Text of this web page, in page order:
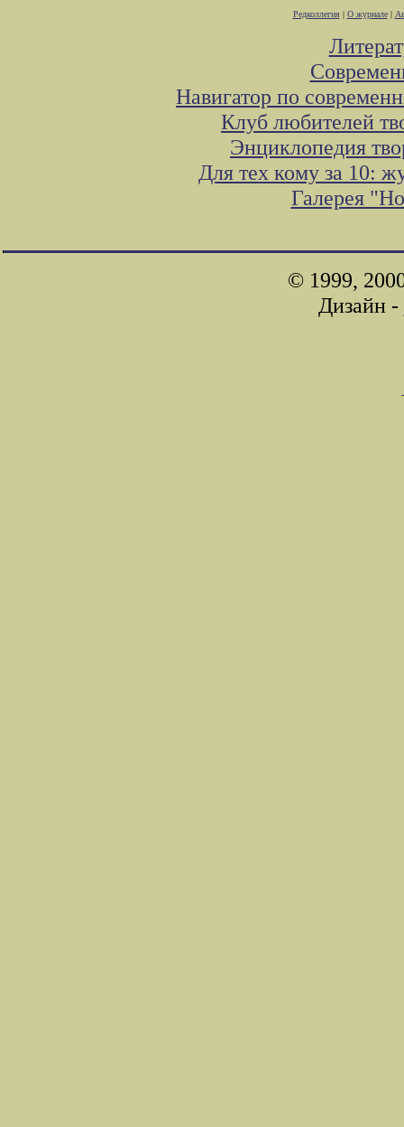
Редколлегия| О журнале|
Навигатор по
Клуб любителей
Энциклопедия
Для тех кому за 10:
Галерея
© 1999,
Дизайн -